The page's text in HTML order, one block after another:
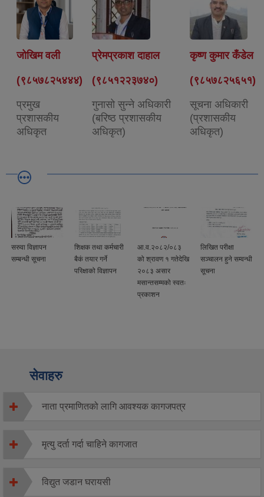
जोखिम वली
(९८५७८२५४४४)
प्रमुख
प्रशासकीय
अधिकृत
प्रेमप्रकाश दाहाल
(९८५१२२३७४०)
गुनासो सुन्ने अधिकारी
(बरिष्ठ प्रशासकीय
अधिकृत)
कृष्ण कुमार कँडेल
(९८५७८२५६५१)
सूचना अधिकारी
(प्रशासकीय
अधिकृत)
सरुवा विज्ञापन
सम्बन्धी सूचना
शिक्षक तथा कर्मचारी
बैकं तयार गर्ने
परिक्षाको विज्ञापन
आ.व.२०८२/०८३
को श्रावण १ गतेदेखि
२०८३ असार
मसान्तसम्मको स्वतः
प्रकाशन
लिखित परीक्षा
सञ्चालन हुने सम्वन्धी
सूचना
सेवाहरु
नाता प्रमाणितको लागि आवश्यक कागजपत्र
मृत्यु दर्ता गर्दा चाहिने कागजात
विद्युत जडान घरायसी